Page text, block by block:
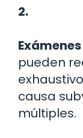
2.
pueden
causa
múltiples.